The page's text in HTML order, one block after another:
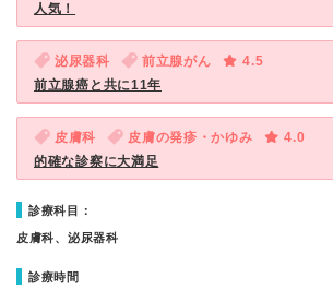
人気！
泌尿器科 前立腺がん
4.5
前立腺癌と共に11年
皮膚科 皮膚の発疹・かゆみ
4.0
的確な診察に大満足
診療科目：
皮膚科、泌尿器科
診療時間